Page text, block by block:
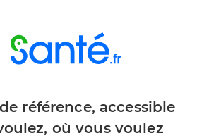
référence, accessible
où vous voulez